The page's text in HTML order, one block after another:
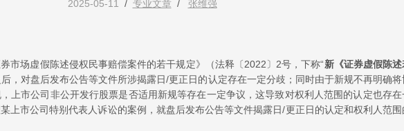
2025-05-11 / 专业文章 / 张维强
市场虚假陈述侵权民事赔偿案件的若干规定》（法释〔2022〕2号，下称“新《证券虚假陈述
后，对盘后发布公告等文件所涉揭露日/更正日的认定存在一定分歧；同时由于新规不再明确将
上市公司非公开发行股票是否适用新规等存在一定争议，这导致对权利人范围的认定也存在
上市公司特别代表人诉讼的案例，就盘后发布公告等文件揭露日/更正日的认定和权利人范围